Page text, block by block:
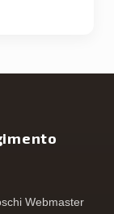
Webmaster